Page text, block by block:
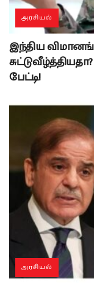
அரசியல்
இந்திய
பேட்டி!
அரசியல்